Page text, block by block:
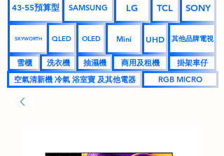
43-55預算型 SAMSUNG LG TCL SONY
SKYWORTH QLED OLED Mini UHD 其他品牌電視
雪櫃 洗衣機 抽濕機 商用及租機
掛架車仔
空氣清新機 冷氣 浴室寶 及其他電器
RGB MICRO